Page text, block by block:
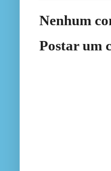
Nenhum
Postar um